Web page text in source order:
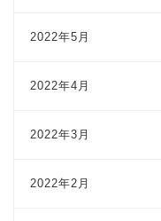
2022年5月
2022年4月
2022年3月
2022年2月